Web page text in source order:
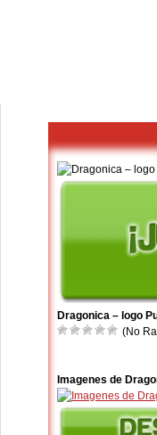
Dragonica – logo
(No
Imagenes de